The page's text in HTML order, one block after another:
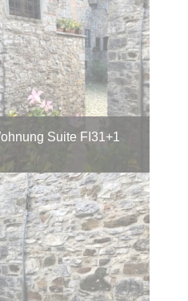
Suite FI31+1